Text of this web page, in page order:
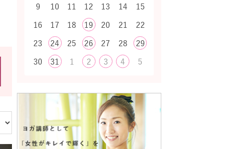
9
10 11 12 13 14
15
16
17 18 19 20 21
22
23
24 25 26 27 28
29
30
31 1 2 3 4 5